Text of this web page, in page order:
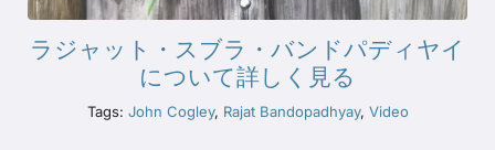
ラジャット・スブラ・バンドパディヤイ
について詳しく見る
Tags: John Cogley, Rajat Bandopadhyay, Video